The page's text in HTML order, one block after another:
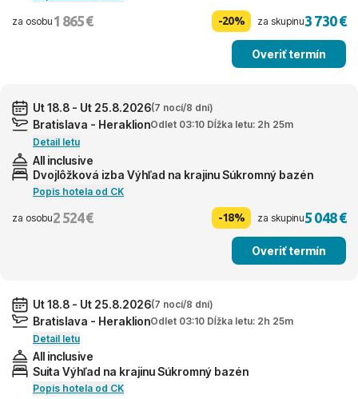
za osobu 1 865 € -20% za skupinu3 730 €
Overiť termín
Ut 18.8 - Ut 25.8.2026(7 nocí/8 dní)
Bratislava - HeraklionOdlet 03:10 Dĺžka letu: 2h 25m
Detail letu
All inclusive
Dvojlôžková izba Výhľad na krajinu Súkromný bazén
Popis hotela od CK
za osobu2 524 € -18% za skupinu5 048 €
Overiť termín
Ut 18.8 - Ut 25.8.2026(7 nocí/8 dní)
Bratislava - HeraklionOdlet 03:10 Dĺžka letu: 2h 25m
Detail letu
All inclusive
Suita Výhľad na krajinu Súkromný bazén
Popis hotela od CK